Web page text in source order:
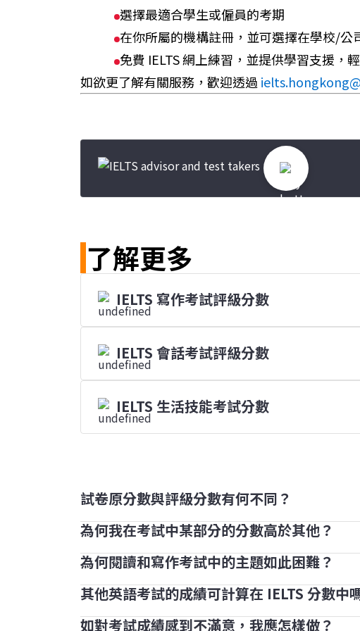
選擇最適合學生或僱員的考期
在你所屬的機構註冊，並可選擇在學校/公
免費 IELTS 網上練習，並提供學習支援，
如欲更了解有關服務，歡迎透過
了解更多
IELTS 寫作考試評級分數
IELTS 會話考試評級分數
IELTS 生活技能考試分數
試卷原分數與評級分數有何不同？
IELTS 考試的聆聽和閱讀部分滿分為 40 分，而其
聆聽和閱讀考試各包含 40 條問題，每道正確答
為何我在考試中某部分的分數高於其他？
考生在不同部分獲得不同評級分數是十分常見的
擅長的會是聆聽與會話。
為何閱讀和寫作考試中的主題如此困難？
每個 IELTS 考試都經過仔細的製作及測試過程，
英語能力，因此我們提供多種免費和付費工具，
其他英語考試的成績可計算在 IELTS 分數中
如對考試成績感到不滿意，我應怎樣做？